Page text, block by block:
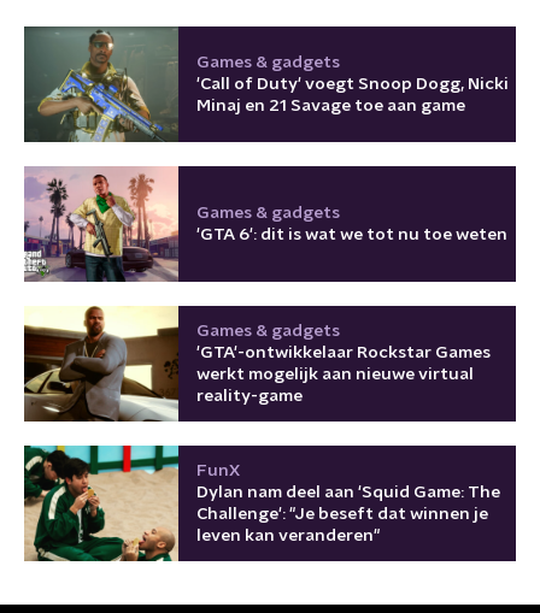
Games & gadgets
'Call of Duty' voegt Snoop Dogg, Nicki
Minaj en 21 Savage toe aan game
Games & gadgets
'GTA 6': dit is wat we tot nu toe weten
Games & gadgets
'GTA'-ontwikkelaar Rockstar Games
werkt mogelijk aan nieuwe virtual
reality-game
FunX
Dylan nam deel aan 'Squid Game: The
Challenge': "Je beseft dat winnen je
leven kan veranderen"